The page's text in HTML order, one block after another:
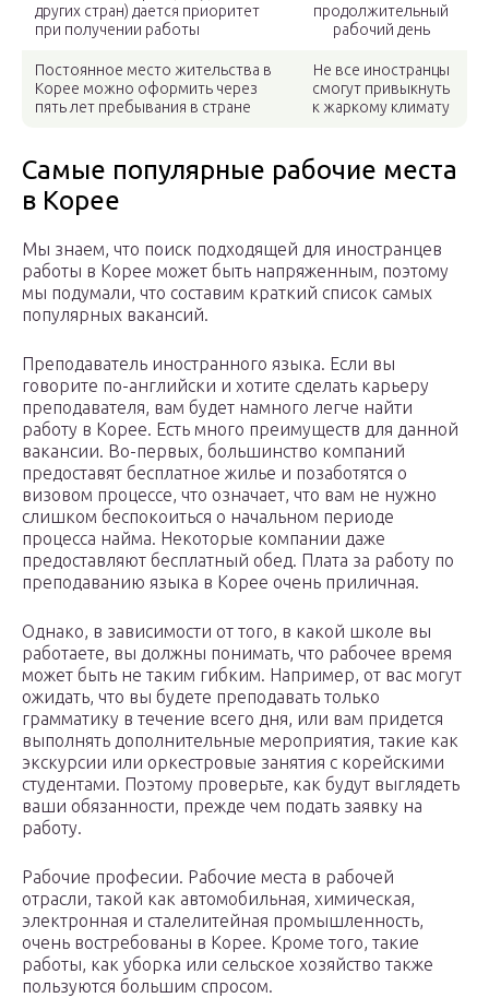
других стран) дается приоритет
при получении работы
продолжительный
рабочий день
Постоянное место жительства в
Корее можно оформить через
пять лет пребывания в стране
Не все иностранцы
смогут привыкнуть
к жаркому климату
Самые популярные рабочие места
в Корее
Мы знаем, что поиск подходящей для иностранцев
работы в Корее может быть напряженным, поэтому
мы подумали, что составим краткий список самых
популярных вакансий.
Преподаватель иностранного языка. Если вы
говорите по-английски и хотите сделать карьеру
преподавателя, вам будет намного легче найти
работу в Корее. Есть много преимуществ для данной
вакансии. Во-первых, большинство компаний
предоставят бесплатное жилье и позаботятся о
визовом процессе, что означает, что вам не нужно
слишком беспокоиться о начальном периоде
процесса найма. Некоторые компании даже
предоставляют бесплатный обед. Плата за работу по
преподаванию языка в Корее очень приличная.
Однако, в зависимости от того, в какой школе вы
работаете, вы должны понимать, что рабочее время
может быть не таким гибким. Например, от вас могут
ожидать, что вы будете преподавать только
грамматику в течение всего дня, или вам придется
выполнять дополнительные мероприятия, такие как
экскурсии или оркестровые занятия с корейскими
студентами. Поэтому проверьте, как будут выглядеть
ваши обязанности, прежде чем подать заявку на
работу.
Рабочие професии. Рабочие места в рабочей
отрасли, такой как автомобильная, химическая,
электронная и сталелитейная промышленность,
очень востребованы в Корее. Кроме того, такие
работы, как уборка или сельское хозяйство также
пользуются большим спросом.